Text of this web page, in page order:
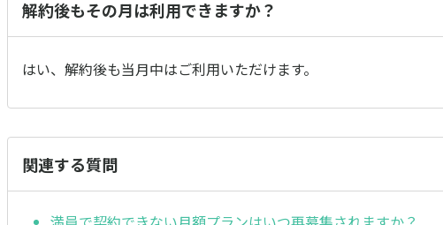
解約後もその月は利用できますか？
はい、解約後も当月中はご利用いただけます。
関連する質問